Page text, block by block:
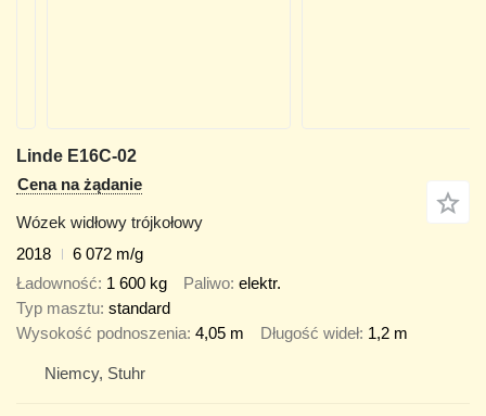
Linde E16C-02
Cena na żądanie
Wózek widłowy trójkołowy
2018
6 072 m/g
Ładowność 1 600 kg Paliwo elektr.
Typ masztu standard
Wysokość podnoszenia 4,05 m Długość wideł 1,2 m
Niemcy, Stuhr